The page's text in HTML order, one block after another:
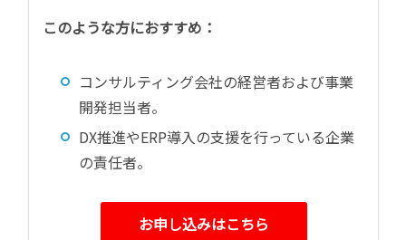
このような方におすすめ：
コンサルティング会社の経営者および事業
開発担当者。
DX推進やERP導入の支援を行っている企業
の責任者。
お申し込みはこちら